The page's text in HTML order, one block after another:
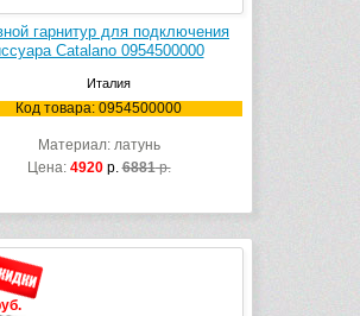
гарнитур для подключения
Catalano 0954500000
Италия
Код товара: 0954500000
Материал: латунь
Цена: 4920р.6881р.